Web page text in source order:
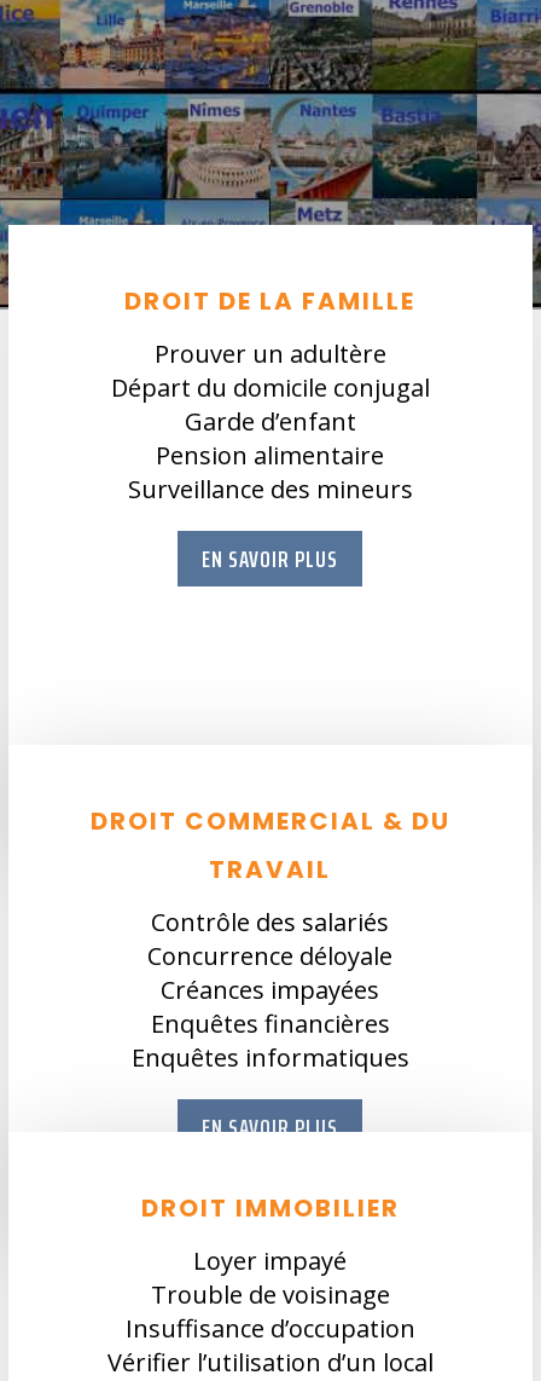
DROIT DE LA FAMILLE
Prouver un adultère
Départ du domicile conjugal
Garde d’enfant
Pension alimentaire
Surveillance des mineurs
EN SAVOIR PLUS
DROIT COMMERCIAL & DU
TRAVAIL
Contrôle des salariés
Concurrence déloyale
Créances impayées
Enquêtes financières
Enquêtes informatiques
EN SAVOIR PLUS
DROIT IMMOBILIER
Loyer impayé
Trouble de voisinage
Insuffisance d’occupation
Vérifier l’utilisation d’un local